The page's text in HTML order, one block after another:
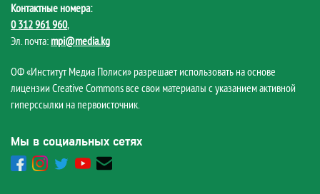
Контактные номера:
0 312 961 960,
Эл. почта: mpi@media.kg
ОФ «Институт Медиа Полиси» разрешает использовать на основе
лицензии Creative Commons все свои материалы с указанием активной
гиперссылки на первоисточник.
Мы в социальных сетях